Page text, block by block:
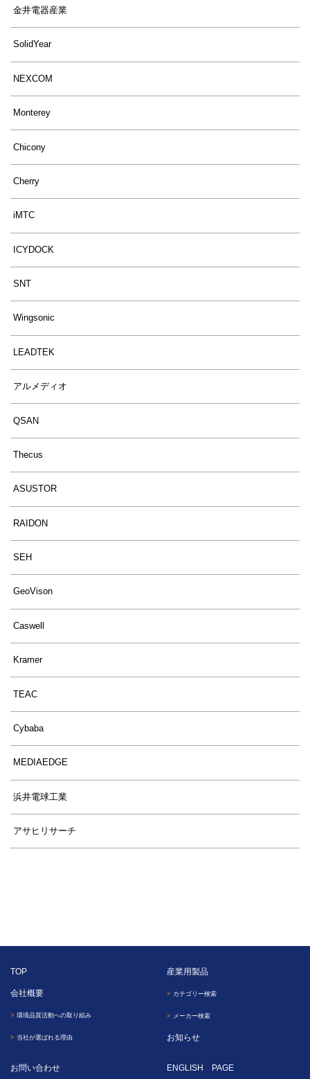
金井電器産業
SolidYear
NEXCOM
Monterey
Chicony
Cherry
iMTC
ICYDOCK
SNT
Wingsonic
LEADTEK
アルメディオ
QSAN
Thecus
ASUSTOR
RAIDON
SEH
GeoVison
Caswell
Kramer
TEAC
Cybaba
MEDIAEDGE
浜井電球工業
アサヒリサーチ
TOP
会社概要
環境品質活動への取り組み
当社が選ばれる理由
産業用製品
カテゴリー検索
メーカー検索
お知らせ
お問い合わせ ENGLISH PAGE